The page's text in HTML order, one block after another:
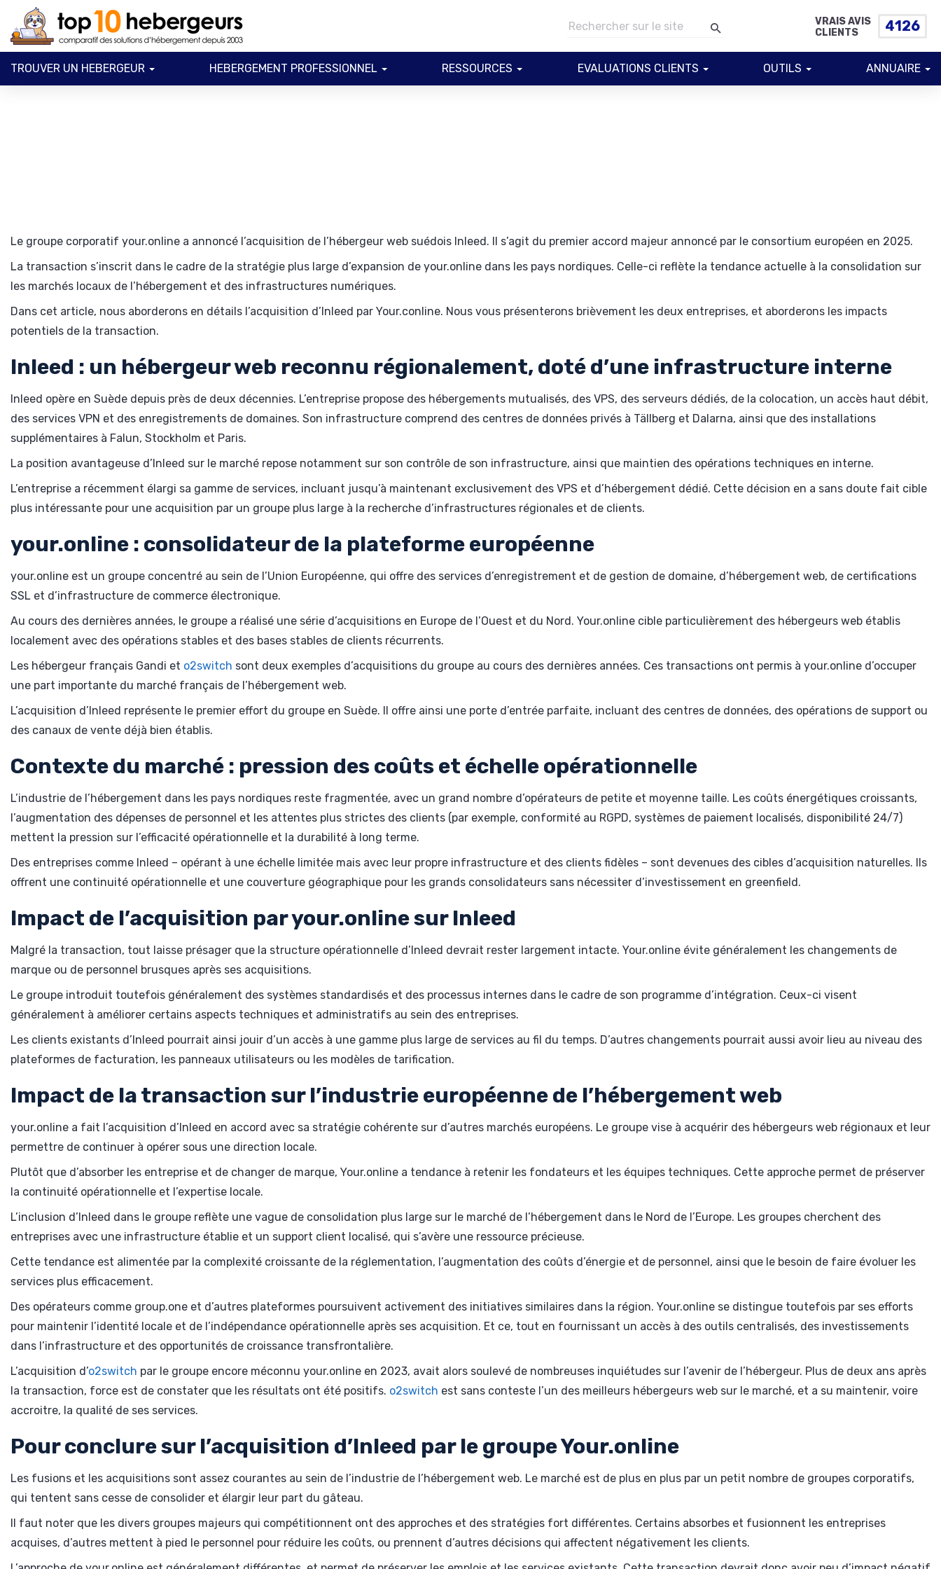
VRAIS AVIS
CLIENTS
4126
TROUVER UN HEBERGEUR HEBERGEMENT PROFESSIONNEL RESSOURCES EVALUATIONS CLIENTS OUTILS ANNUAIRE
Le groupe corporatif your.online a annoncé l’acquisition de l’hébergeur web suédois Inleed. Il s’agit du premier accord majeur annoncé par le consortium européen en 2025.
La transaction s’inscrit dans le cadre de la stratégie plus large d’expansion de your.online dans les pays nordiques. Celle-ci reflète la tendance actuelle à la consolidation sur
les marchés locaux de l’hébergement et des infrastructures numériques.
Dans cet article, nous aborderons en détails l’acquisition d’Inleed par Your.conline. Nous vous présenterons brièvement les deux entreprises, et aborderons les impacts
potentiels de la transaction.
Inleed : un hébergeur web reconnu régionalement, doté d’une infrastructure interne
Inleed opère en Suède depuis près de deux décennies. L’entreprise propose des hébergements mutualisés, des VPS, des serveurs dédiés, de la colocation, un accès haut débit,
des services VPN et des enregistrements de domaines. Son infrastructure comprend des centres de données privés à Tällberg et Dalarna, ainsi que des installations
supplémentaires à Falun, Stockholm et Paris.
La position avantageuse d’Inleed sur le marché repose notamment sur son contrôle de son infrastructure, ainsi que maintien des opérations techniques en interne.
L’entreprise a récemment élargi sa gamme de services, incluant jusqu’à maintenant exclusivement des VPS et d’hébergement dédié. Cette décision en a sans doute fait cible
plus intéressante pour une acquisition par un groupe plus large à la recherche d’infrastructures régionales et de clients.
your.online : consolidateur de la plateforme européenne
your.online est un groupe concentré au sein de l’Union Européenne, qui offre des services d’enregistrement et de gestion de domaine, d’hébergement web, de certifications
SSL et d’infrastructure de commerce électronique.
Au cours des dernières années, le groupe a réalisé une série d’acquisitions en Europe de l’Ouest et du Nord. Your.online cible particulièrement des hébergeurs web établis
localement avec des opérations stables et des bases stables de clients récurrents.
Les hébergeur français Gandi et o2switch sont deux exemples d’acquisitions du groupe au cours des dernières années. Ces transactions ont permis à your.online d’occuper
une part importante du marché français de l’hébergement web.
L’acquisition d’Inleed représente le premier effort du groupe en Suède. Il offre ainsi une porte d’entrée parfaite, incluant des centres de données, des opérations de support ou
des canaux de vente déjà bien établis.
Contexte du marché : pression des coûts et échelle opérationnelle
L’industrie de l’hébergement dans les pays nordiques reste fragmentée, avec un grand nombre d’opérateurs de petite et moyenne taille. Les coûts énergétiques croissants,
l’augmentation des dépenses de personnel et les attentes plus strictes des clients (par exemple, conformité au RGPD, systèmes de paiement localisés, disponibilité 24/7)
mettent la pression sur l’efficacité opérationnelle et la durabilité à long terme.
Des entreprises comme Inleed – opérant à une échelle limitée mais avec leur propre infrastructure et des clients fidèles – sont devenues des cibles d’acquisition naturelles. Ils
offrent une continuité opérationnelle et une couverture géographique pour les grands consolidateurs sans nécessiter d’investissement en greenfield.
Impact de l’acquisition par your.online sur Inleed
Malgré la transaction, tout laisse présager que la structure opérationnelle d’Inleed devrait rester largement intacte. Your.online évite généralement les changements de
marque ou de personnel brusques après ses acquisitions.
Le groupe introduit toutefois généralement des systèmes standardisés et des processus internes dans le cadre de son programme d’intégration. Ceux-ci visent
généralement à améliorer certains aspects techniques et administratifs au sein des entreprises.
Les clients existants d’Inleed pourrait ainsi jouir d’un accès à une gamme plus large de services au fil du temps. D’autres changements pourrait aussi avoir lieu au niveau des
plateformes de facturation, les panneaux utilisateurs ou les modèles de tarification.
Impact de la transaction sur l’industrie européenne de l’hébergement web
your.online a fait l’acquisition d’Inleed en accord avec sa stratégie cohérente sur d’autres marchés européens. Le groupe vise à acquérir des hébergeurs web régionaux et leur
permettre de continuer à opérer sous une direction locale.
Plutôt que d’absorber les entreprise et de changer de marque, Your.online a tendance à retenir les fondateurs et les équipes techniques. Cette approche permet de préserver
la continuité opérationnelle et l’expertise locale.
L’inclusion d’Inleed dans le groupe reflète une vague de consolidation plus large sur le marché de l’hébergement dans le Nord de l’Europe. Les groupes cherchent des
entreprises avec une infrastructure établie et un support client localisé, qui s’avère une ressource précieuse.
Cette tendance est alimentée par la complexité croissante de la réglementation, l’augmentation des coûts d’énergie et de personnel, ainsi que le besoin de faire évoluer les
services plus efficacement.
Des opérateurs comme group.one et d’autres plateformes poursuivent activement des initiatives similaires dans la région. Your.online se distingue toutefois par ses efforts
pour maintenir l’identité locale et de l’indépendance opérationnelle après ses acquisition. Et ce, tout en fournissant un accès à des outils centralisés, des investissements
dans l’infrastructure et des opportunités de croissance transfrontalière.
L’acquisition d’o2switch par le groupe encore méconnu your.online en 2023, avait alors soulevé de nombreuses inquiétudes sur l’avenir de l’hébergeur. Plus de deux ans après
la transaction, force est de constater que les résultats ont été positifs. o2switch est sans conteste l’un des meilleurs hébergeurs web sur le marché, et a su maintenir, voire
accroitre, la qualité de ses services.
Pour conclure sur l’acquisition d’Inleed par le groupe Your.online
Les fusions et les acquisitions sont assez courantes au sein de l’industrie de l’hébergement web. Le marché est de plus en plus par un petit nombre de groupes corporatifs,
qui tentent sans cesse de consolider et élargir leur part du gâteau.
Il faut noter que les divers groupes majeurs qui compétitionnent ont des approches et des stratégies fort différentes. Certains absorbes et fusionnent les entreprises
acquises, d’autres mettent à pied le personnel pour réduire les coûts, ou prennent d’autres décisions qui affectent négativement les clients.